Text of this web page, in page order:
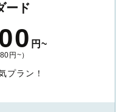
ード
円~
円~）
プラン！